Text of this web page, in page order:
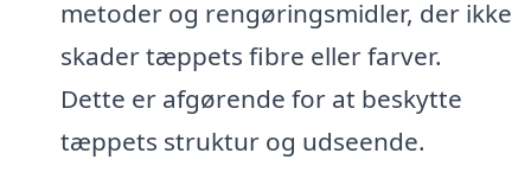
metoder og rengøringsmidler, der ikke
skader tæppets fibre eller farver.
Dette er afgørende for at beskytte
tæppets struktur og udseende.